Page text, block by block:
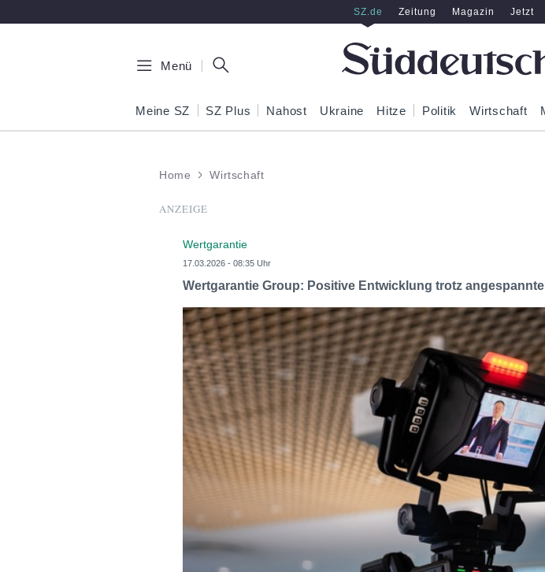
SZ.de Zeitung Magazin Jetzt
Menü
Meine SZ SZ Plus Nahost Ukraine Hitze Politik Wirtschaft
Home Wirtschaft
ANZEIGE
Wertgarantie
17.03.2026 - 08:35 Uhr
Wertgarantie Group: Positive Entwicklung trotz